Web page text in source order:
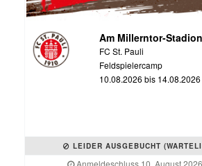
Am Millerntor-
FC St. Pauli
Feldspielercamp
10.08.2026 bis 14.08.2026
LEIDER AUSGEBUCHT